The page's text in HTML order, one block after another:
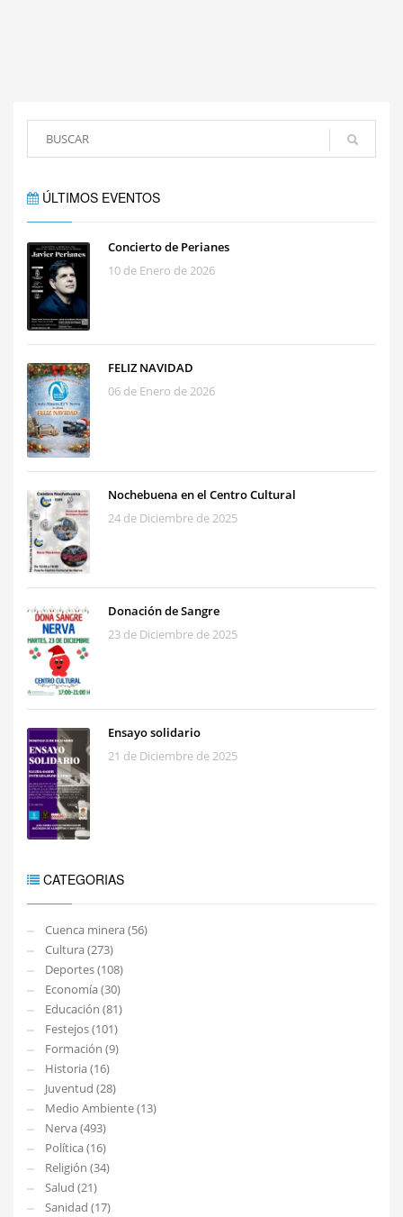
ÚLTIMOS EVENTOS
Concierto de Perianes
10 de Enero de 2026
FELIZ NAVIDAD
06 de Enero de 2026
Nochebuena en el Centro Cultural
24 de Diciembre de 2025
Donación de Sangre
23 de Diciembre de 2025
Ensayo solidario
21 de Diciembre de 2025
CATEGORIAS
Cuenca minera (56)
Cultura (273)
Deportes (108)
Economía (30)
Educación (81)
Festejos (101)
Formación (9)
Historia (16)
Juventud (28)
Medio Ambiente (13)
Nerva (493)
Política (16)
Religión (34)
Salud (21)
Sanidad (17)